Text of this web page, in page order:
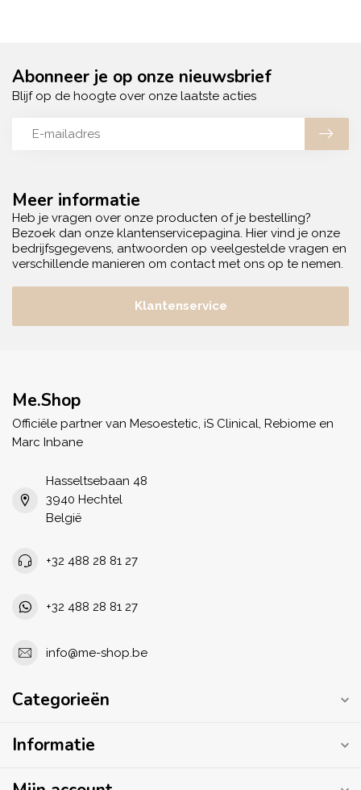
Meer informatie
Heb je vragen over onze producten of je bestelling?
Bezoek dan onze klantenservicepagina. Hier vind je onze
bedrijfsgegevens, antwoorden op veelgestelde vragen en
verschillende manieren om contact met ons op te nemen.
Klantenservice
Abonneer je op onze nieuwsbrief
Blijf op de hoogte over onze laatste acties
Me.Shop
Officiële partner van Mesoestetic, iS Clinical, Rebiome en
Marc Inbane
Hasseltsebaan 48
3940 Hechtel
België
+32 488 28 81 27
+32 488 28 81 27
info@me-shop.be
Categorieën
Informatie